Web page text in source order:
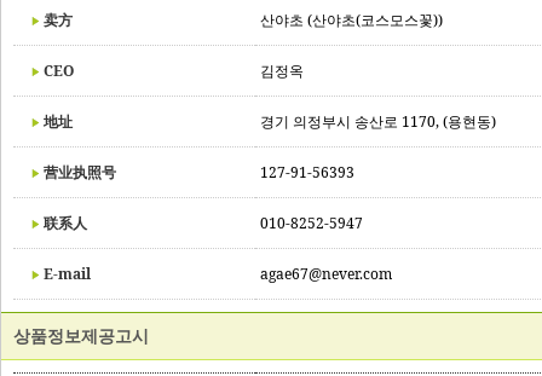
卖方 산야초 (산야초(코스모스꽃))
CEO 김정옥
地址 경기 의정부시 송산로 1170, (용현동)
营业执照号 127-91-56393
联系人 010-8252-5947
E-mail agae67@never.com
상품정보제공고시